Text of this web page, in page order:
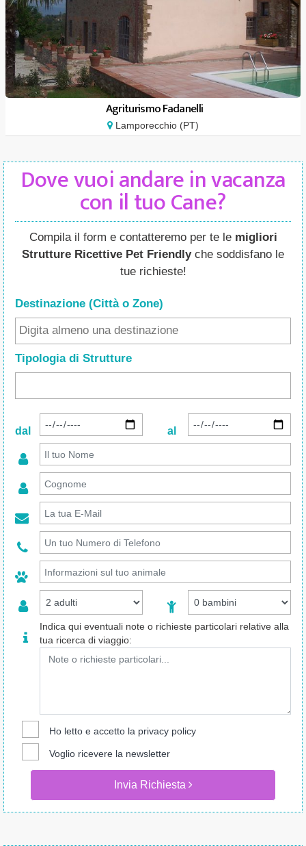
Agriturismo Fadanelli
Lamporecchio (PT)
Dove vuoi andare in vacanza
con il tuo Cane?
Compila il form e contatteremo per te le migliori
Strutture Ricettive Pet Friendlyche soddisfano le
tue richieste!
Destinazione (Città o Zone)
Tipologia di Strutture
dal al
Indica qui eventuali note o richieste particolari relative alla
tua ricerca di viaggio:
Ho letto e accetto la privacy policy
Voglio ricevere la newsletter
Invia Richiesta